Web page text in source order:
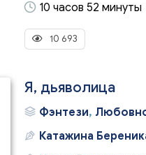
10 часов 52 минуты
10 693
Я, дьяволица
Фэнтези,
Катажина